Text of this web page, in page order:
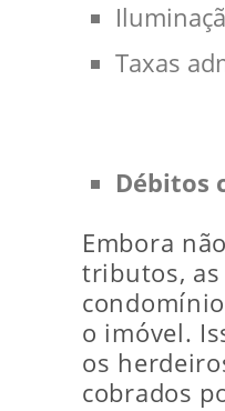
Taxas
Débitos
Embora
tributos,
o imóvel.
os
cobrados